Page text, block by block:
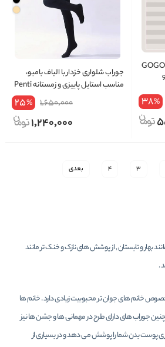
جوراب شلواری شیشه ای زنانه GOGO
38%
جوراب‌ شلواری خزدار با الیاف بامبو،
مناسب استایل پاییزی و زمستانه Penti
1,650,000
25%
1,240,000
3
4 بعدی
بهار و تابستان , از پوشش های نازک و خنک تر مانند
.
خانم های جوان تر محبوبیت زیادی دارد . خانم ها
جوراب های دارای طرح در مهمانی ها و جشن ها نیز
پوست بدن شما را پوشش می دهد و در بسیاری از